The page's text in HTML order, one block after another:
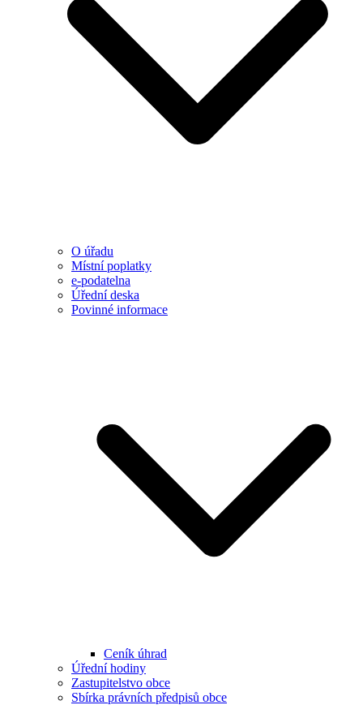
O úřadu
Místní poplatky
e-podatelna
Úřední deska
Povinné informace
Ceník úhrad
Úřední hodiny
Zastupitelstvo obce
Sbírka právních předpisů obce